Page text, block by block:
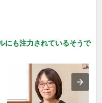
にも注力されているそうで